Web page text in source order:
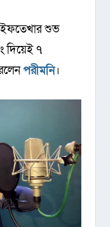
ইফতেখার শুভ
দিয়েই ৭
পরীমনি।